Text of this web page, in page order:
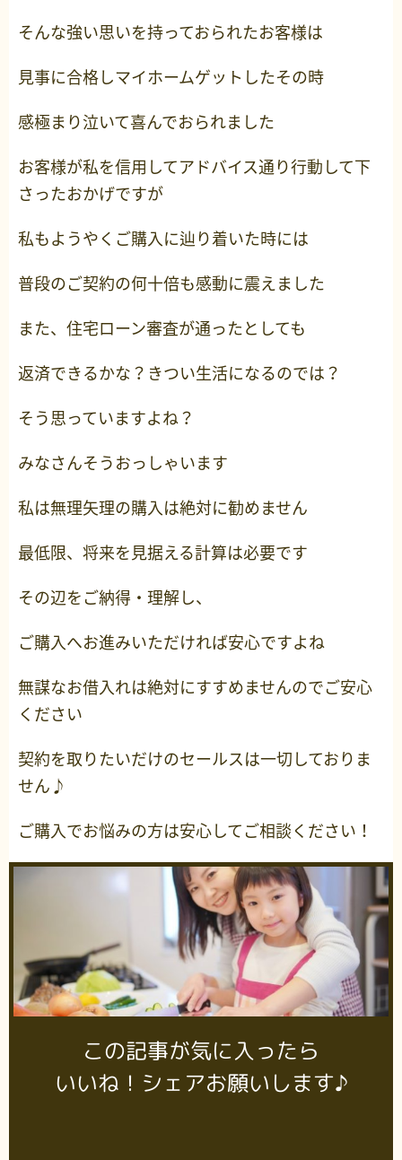
そんな強い思いを持っておられたお客様は
見事に合格しマイホームゲットしたその時
感極まり泣いて喜んでおられました
お客様が私を信用してアドバイス通り行動して下
さったおかげですが
私もようやくご購入に辿り着いた時には
普段のご契約の何十倍も感動に震えました
また、住宅ローン審査が通ったとしても
返済できるかな？きつい生活になるのでは？
そう思っていますよね？
みなさんそうおっしゃいます
私は無理矢理の購入は絶対に勧めません
最低限、将来を見据える計算は必要です
その辺をご納得・理解し、
ご購入へお進みいただければ安心ですよね
無謀なお借入れは絶対にすすめませんのでご安心
ください
契約を取りたいだけのセールスは一切しておりま
せん♪
ご購入でお悩みの方は安心してご相談ください！
この記事が気に入ったら
いいね！シェアお願いします♪